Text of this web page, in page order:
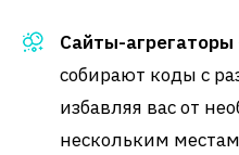
Сайты-агрегаторы
собирают коды с
избавляя вас от
нескольким